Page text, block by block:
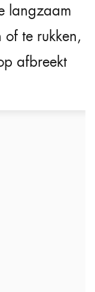
langzaam
te rukken,
afbreekt